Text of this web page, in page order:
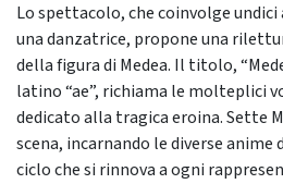
Lo spettacolo, che coinvolge
una danzatrice, propone una
della figura di Medea. Il titolo,
latino “ae”, richiama le molteplici
dedicato alla tragica eroina. Sette
scena, incarnando le diverse anime
ciclo che si rinnova a ogni